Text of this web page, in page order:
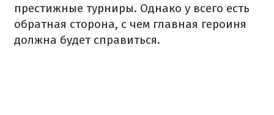
престижные турниры. Однако у всего есть
обратная сторона, с чем главная героиня
должна будет справиться.